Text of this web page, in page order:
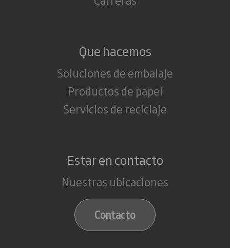
Que hacemos
Soluciones de embalaje
Productos de papel
Servicios de reciclaje
Estar en contacto
Nuestras ubicaciones
Contacto